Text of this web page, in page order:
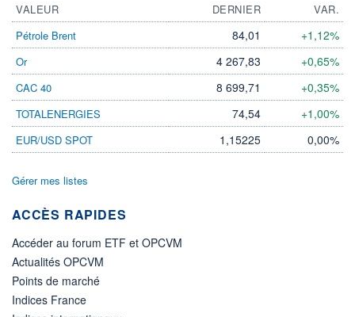
CATÉGORIE MORNINGSTAR
Obligations EUR
Subordonnées
TARIFS PRIVILÉGIÉS 0%
ÉLIGIBILITÉ
PEA PEA-PME
BOURSOVIE
CTO BUSINESS
Non éligible Boursobank
ACTIF NET (EUR)
NOTATION MORNINGSTAR ⁽¹⁾
RISQUE DU FONDS (SRI)
3/7
VALEUR DERNIER
VAR.
Pétrole Brent
84,01 +1,12%
Or 4 267,83 +0,65%
CAC 40 8 699,71 +0,35%
TOTALENERGIES 74,54 +1,00%
EUR/USD SPOT 1,15225 0,00%
Gérer mes listes
ACCÈS RAPIDES
Accéder au forum ETF et OPCVM
Actualités OPCVM
Points de marché
Indices France